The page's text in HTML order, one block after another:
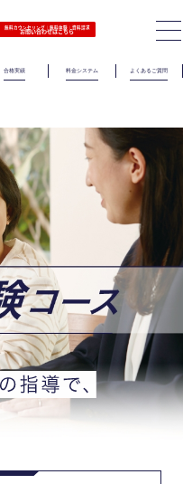
無料カウンセリング｜無料体験｜資料請求
お問い合わせはこちら
合格実績 料金システム よくあるご質問